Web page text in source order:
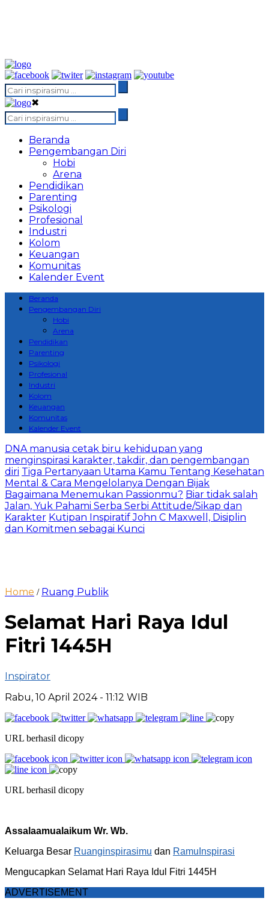
✖
Beranda
Pengembangan Diri
Hobi
Arena
Pendidikan
Parenting
Psikologi
Profesional
Industri
Kolom
Keuangan
Komunitas
Kalender Event
Beranda
Pengembangan Diri
Hobi
Arena
Pendidikan
Parenting
Psikologi
Profesional
Industri
Kolom
Keuangan
Komunitas
Kalender Event
DNA manusia cetak biru kehidupan yang
menginspirasi karakter, takdir, dan pengembangan
diri Tiga Pertanyaan Utama Kamu Tentang Kesehatan
Mental & Cara Mengelolanya Dengan Bijak
Bagaimana Menemukan Passionmu? Biar tidak salah
Jalan, Yuk Pahami Serba Serbi Attitude/Sikap dan
Karakter Kutipan Inspiratif John C Maxwell, Disiplin
dan Komitmen sebagai Kunci
Home / Ruang Publik
Selamat Hari Raya Idul
Fitri 1445H
Inspirator
Rabu, 10 April 2024 - 11:12 WIB
URL berhasil dicopy
URL berhasil dicopy
Assalaamualaikum Wr. Wb.
Keluarga Besar Ruanginspirasimu dan RamuInspirasi
Mengucapkan Selamat Hari Raya Idul Fitri 1445H
ADVERTISEMENT